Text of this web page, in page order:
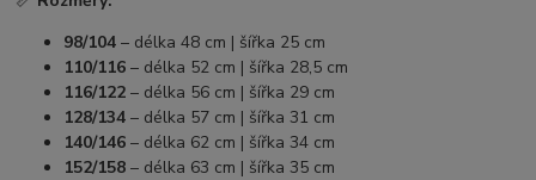
98/104 – délka 48 cm | šířka 25 cm
110/116 – délka 52 cm | šířka 28,5 cm
116/122 – délka 56 cm | šířka 29 cm
128/134 – délka 57 cm | šířka 31 cm
140/146 – délka 62 cm | šířka 34 cm
152/158 – délka 63 cm | šířka 35 cm